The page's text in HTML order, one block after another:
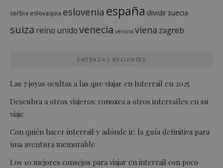
serbia eslovaquia eslovenia españa dividir suecia
suiza reino unidovenecia verona viena zagreb
ENTRADAS RECIENTES
Las 7 joyas ocultas a las que viajar en Interrail en 2025
Descubra a otros viajeros: conozca a otros interraíles en su
viaje
Con quién hacer interrail y adónde ir: la guía definitiva para
una aventura memorable
Los 10 mejores consejos para viajar en interrail con poco